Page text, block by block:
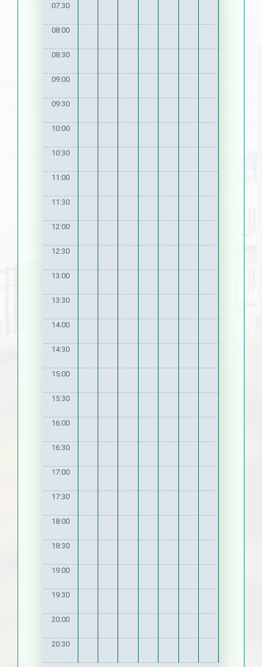
07:30
08:00
08:30
09:00
09:30
10:00
10:30
11:00
11:30
12:00
12:30
13:00
13:30
14:00
14:30
15:00
15:30
16:00
16:30
17:00
17:30
18:00
18:30
19:00
19:30
20:00
20:30